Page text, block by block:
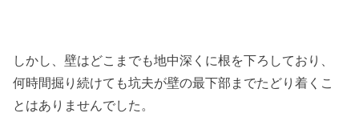
しかし、壁はどこまでも地中深くに根を下ろしており、
何時間掘り続けても坑夫が壁の最下部までたどり着くこ
とはありませんでした。